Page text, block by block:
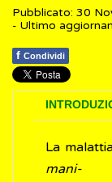
Pubblicato: 30
- Ultimo
f Condividi
La
mani-